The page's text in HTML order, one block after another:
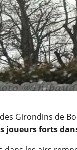
Girondins de
joueurs forts